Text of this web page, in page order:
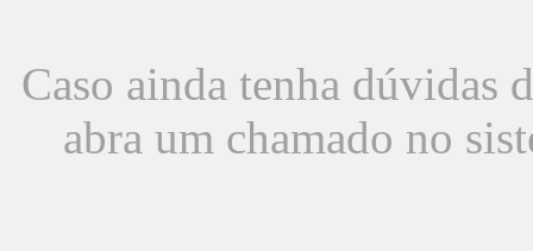
Caso ainda tenha dúvidas
abra um chamado no